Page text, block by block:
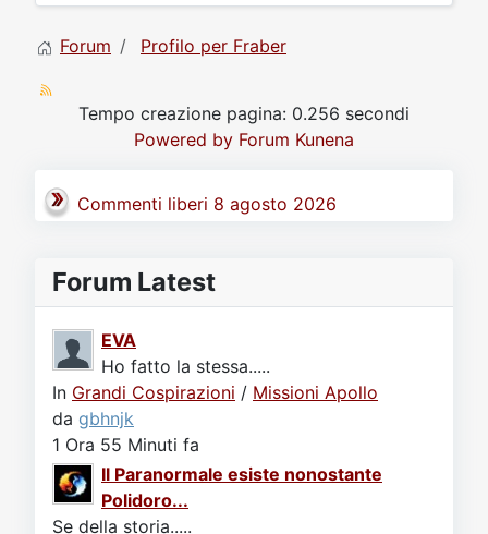
Forum Profilo per Fraber
Tempo creazione pagina: 0.256 secondi
Powered by Forum Kunena
Commenti liberi 8 agosto 2026
Forum Latest
EVA
Ho fatto la stessa.....
In Grandi Cospirazioni / Missioni Apollo
da gbhnjk
1 Ora 55 Minuti fa
Il Paranormale esiste nonostante
Polidoro...
Se della storia.....